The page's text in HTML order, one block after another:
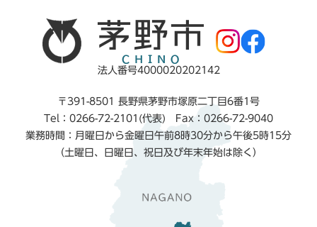
法人番号4000020202142
〒391-8501 長野県茅野市塚原二丁目6番1号
Tel：0266-72-2101(代表) Fax：0266-72-9040
業務時間：月曜日から金曜日午前8時30分から午後5時15分
（土曜日、日曜日、祝日及び年末年始は除く）